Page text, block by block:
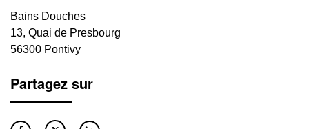
Bains Douches
13, Quai de Presbourg
56300 Pontivy
Partagez sur